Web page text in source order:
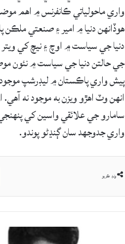
واري ماحولياتي ڪانفرنس ۾ اهم
هوڏانهن دنيا ۾ امير ۽ صنعتي ملڪن
دنيا جي سياست ۾ اوچ ۽ نيچ کي
جي حالتن دنيا جي سياست ۾ نئون
پيش واري پاڪستان ۾ ليڊرشپ
انهن وٽ اهڙو ويزن به موجود نه
سامارو جي علائقي واسين کي
واري جدوجهد سان ڳنڍڻو پوندو.
ونڊ ڪريو